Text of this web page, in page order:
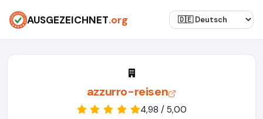
AUSGEZEICHNET.org
azzurro-reisen
4,98 / 5,00